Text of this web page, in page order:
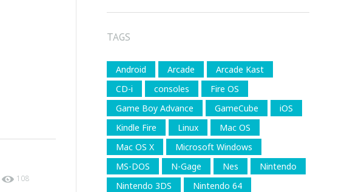
108
TAGS
Android Arcade
Arcade Kast
CD-i
consoles
Fire OS
Game Boy Advance
GameCube
iOS
Kindle Fire
Linux
Mac OS
Mac OS X
Microsoft Windows
MS-DOS
N-Gage Nes
Nintendo
Nintendo 3DS
Nintendo 64